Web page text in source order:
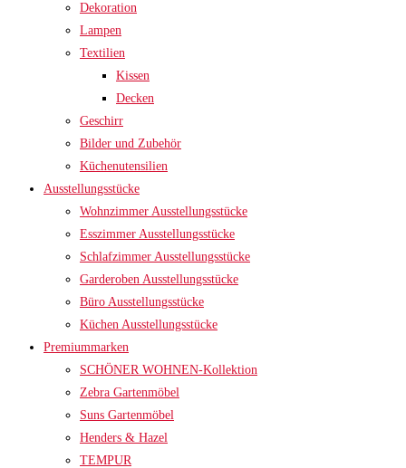
Dekoration
Lampen
Textilien
Kissen
Decken
Geschirr
Bilder und Zubehör
Küchenutensilien
Ausstellungsstücke
Wohnzimmer Ausstellungsstücke
Esszimmer Ausstellungsstücke
Schlafzimmer Ausstellungsstücke
Garderoben Ausstellungsstücke
Büro Ausstellungsstücke
Küchen Ausstellungsstücke
Premiummarken
SCHÖNER WOHNEN-Kollektion
Zebra Gartenmöbel
Suns Gartenmöbel
Henders & Hazel
TEMPUR